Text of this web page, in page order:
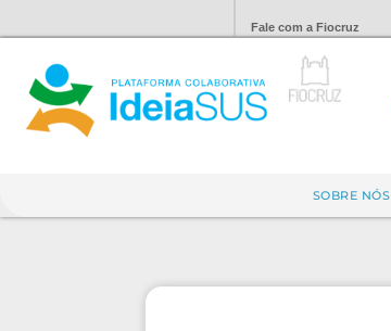
Fale com a Fiocruz
SOBRE NÓS